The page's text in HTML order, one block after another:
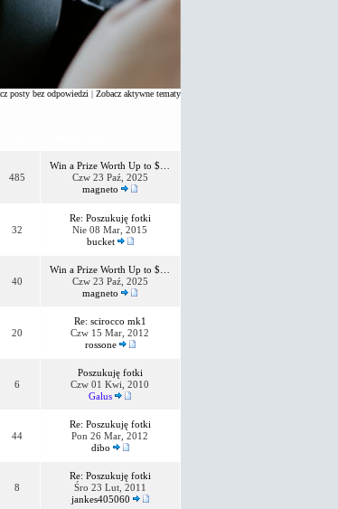
posty bez odpowiedzi | Zobacz aktywne tematy
485
Win a Prize Worth Up to $…
Czw 23 Paź, 2025
magneto
32
Re: Poszukuję fotki
Nie 08 Mar, 2015
bucket
40
Win a Prize Worth Up to $…
Czw 23 Paź, 2025
magneto
20
Re: scirocco mk1
Czw 15 Mar, 2012
rossone
6
Poszukuję fotki
Czw 01 Kwi, 2010
Galus
44
Re: Poszukuję fotki
Pon 26 Mar, 2012
dibo
8
Re: Poszukuję fotki
Śro 23 Lut, 2011
jankes405060